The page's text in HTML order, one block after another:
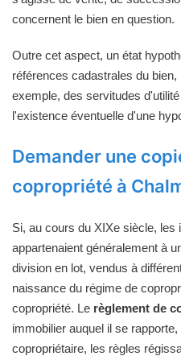
concernent le bien en question.
Outre cet aspect, un état
références cadastrales du
exemple, des servitudes
l'existence éventuelle d'une
Demander une
copropriété à
Si, au cours du XIXe siècle, les
appartenaient généralement à
division en lot, vendus à
naissance du régime de
copropriété. Le règlement de
immobilier auquel il se
copropriétaire, les règles